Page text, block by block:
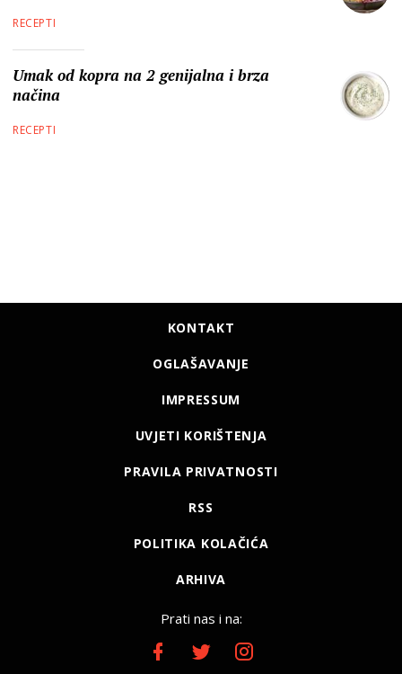
RECEPTI
Umak od kopra na 2 genijalna i brza
načina
RECEPTI
KONTAKT
OGLAŠAVANJE
IMPRESSUM
UVJETI KORIŠTENJA
PRAVILA PRIVATNOSTI
RSS
POLITIKA KOLAČIĆA
ARHIVA
Prati nas i na: